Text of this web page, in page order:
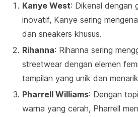
Kanye West: Dikenal dengan
inovatif, Kanye sering
dan sneakers khusus.
Rihanna: Rihanna sering
streetwear dengan elemen
tampilan yang unik dan
Pharrell Williams: Dengan
warna yang cerah, Pharrell